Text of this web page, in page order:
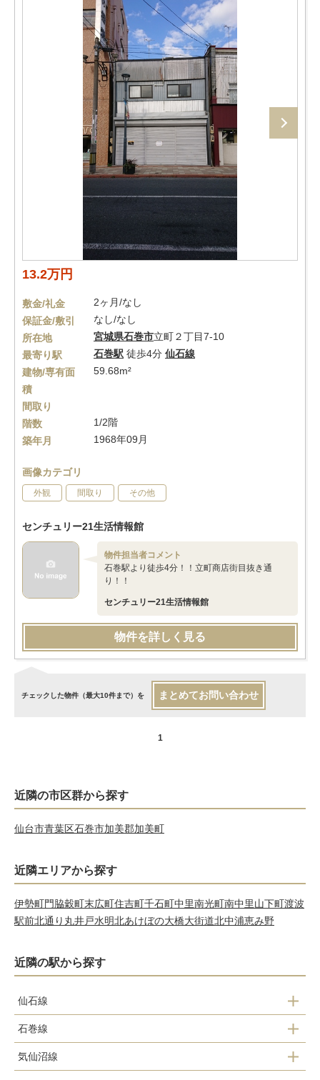
13.2万円
敷金/礼金
2ヶ月/なし
保証金/敷引
なし/なし
所在地
宮城県石巻市立町２丁目7-10
最寄り駅
石巻駅 徒歩4分 仙石線
建物/専有面
積
59.68m²
間取り
階数
1/2階
築年月
1968年09月
画像カテゴリ
外観 間取り その他
センチュリー21生活情報館
物件担当者コメント
石巻駅より徒歩4分！！立町商店街目抜き通
り！！
センチュリー21生活情報館
物件を詳しく見る
チェックした物件（最大10件まで）を まとめてお問い合わせ
1
近隣の市区群から探す
仙台市青葉区石巻市加美郡加美町
近隣エリアから探す
伊勢町門脇穀町末広町住吉町千石町中里南光町南中里山下町渡波
駅前北通り 丸井戸水明北あけぼの大橋大街道北中浦恵み野
近隣の駅から探す
仙石線
石巻あゆみ野
蛇田
石巻線
前谷地
気仙沼線